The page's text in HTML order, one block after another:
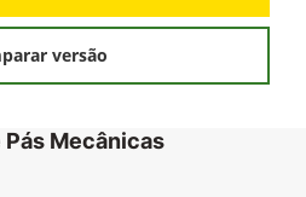
versão
Mecânicas